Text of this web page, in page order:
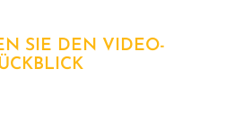
SIE DEN VIDEO-